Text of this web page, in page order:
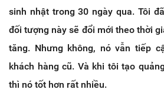
sinh nhật trong 30 ngày qua. Tôi
đối tượng này sẽ đổi mới theo thời
tăng. Nhưng không, nó vẫn tiếp
khách hàng cũ. Và khi tôi tạo
thì nó tốt hơn rất nhiều.